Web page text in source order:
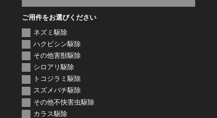
ご用件をお選びください
ネズミ駆除
ハクビシン駆除
その他害獣駆除
シロアリ駆除
トコジラミ駆除
スズメバチ駆除
その他不快害虫駆除
カラス駆除